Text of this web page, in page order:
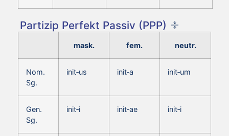
Partizip Perfekt Passiv (PPP)
mask. fem. neutr.
Nom.
Sg.
init‑us init‑a init‑um
Gen.
Sg.
init‑i init‑ae init‑i